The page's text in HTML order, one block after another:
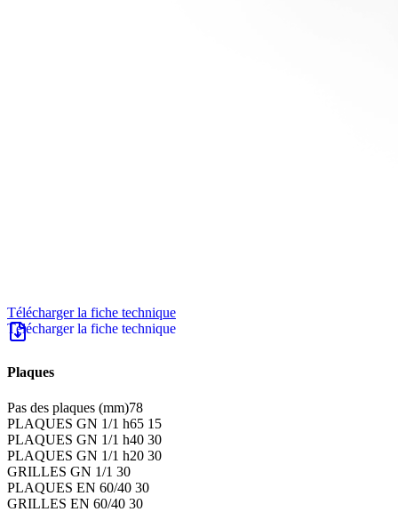
Télécharger la fiche technique
Plaques
Pas des plaques (mm)78
PLAQUES GN 1/1 h65 15
PLAQUES GN 1/1 h40 30
PLAQUES GN 1/1 h20 30
GRILLES GN 1/1 30
PLAQUES EN 60/40 30
GRILLES EN 60/40 30